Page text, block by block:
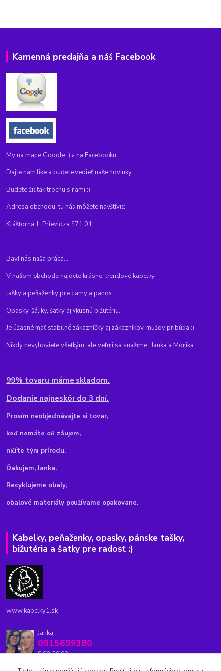
Kamenná predajňa a náš Facebook
My na mape Google :) a na Facebooku.
Dajte nám like a budete vedieť naše novinky.
Budete žiť tak trochu s nami :)
Adresa obchodu, tu nás môžete navštíviť:
Kláštorná 1, Prievidza 971 01
Baví nás naša práca...
V našom obchode nájdete krásne, trendové kabelky,
tašky a peňaženky pre dámy a pánov.
Opasky, šáliky, šatky aj vkusnú bižutériu.
Je úžasné mať stabilné zákazníčky aj zákazníkov, mužov pribúda :)
Nikdy nevyhoviete všetkým, ale veľmi sa snažíme...Janka a Monika
99% tovaru máme skladom.
Dodanie najneskôr do 3 dní.
Prosím neobjednávajte si tovar,
keď nemáte oň záujem,
ničíte tým prírodu.
Ďakujem, Janka.
Recyklujeme obaly,
obalové materiály používame opakovane.
Kabelky, peňaženky, opasky, pánske tašky,
bižutéria a šatky pre radosť :)
www.kabelky1.sk
Janka
0915699380
8.00-20.00